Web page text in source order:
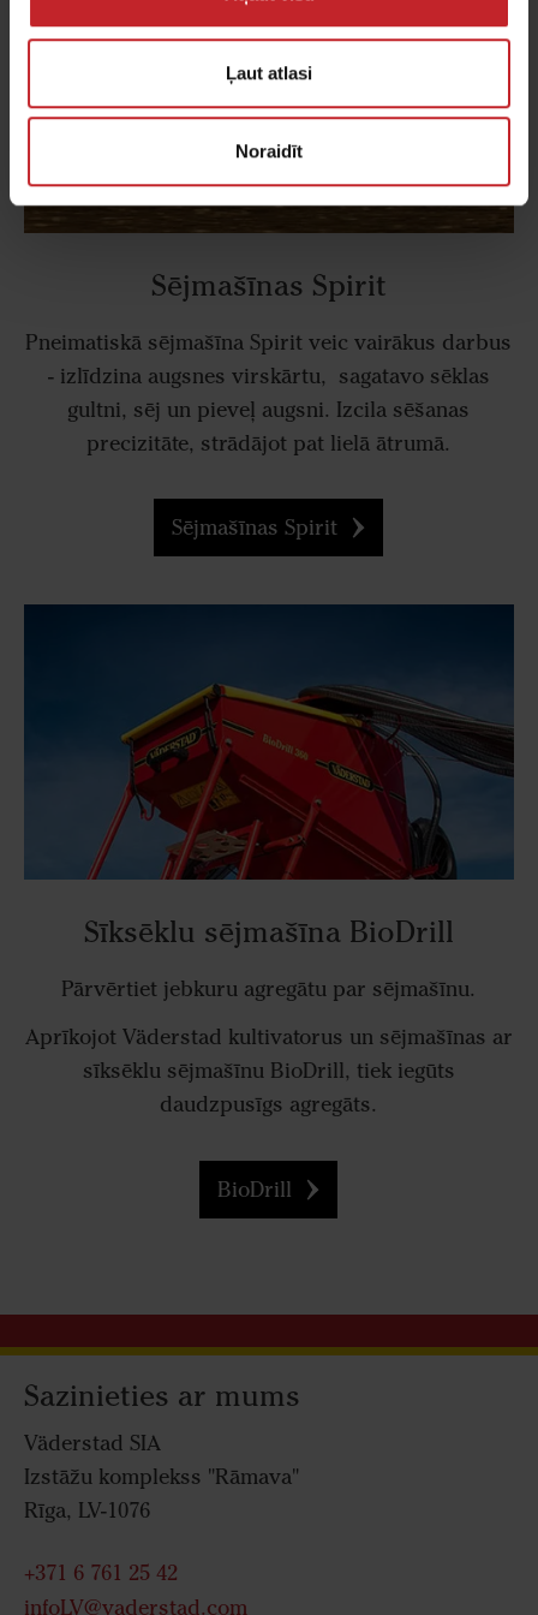
Ļaut atlasi
Noraidīt
Sējmašīnas Spirit
Pneimatiskā sējmašīna Spirit veic vairākus darbus
- izlīdzina augsnes virskārtu, sagatavo sēklas
gultni, sēj un pieveļ augsni. Izcila sēšanas
precizitāte, strādājot pat lielā ātrumā.
Sējmašīnas Spirit
Sīksēklu sējmašīna BioDrill
Pārvērtiet jebkuru agregātu par sējmašīnu.
Aprīkojot Väderstad kultivatorus un sējmašīnas ar
sīksēklu sējmašīnu BioDrill, tiek iegūts
daudzpusīgs agregāts.
BioDrill
Sazinieties ar mums
Väderstad SIA
Izstāžu komplekss "Rāmava"
Rīga, LV-1076
+371 6 761 25 42
infoLV@vaderstad.com